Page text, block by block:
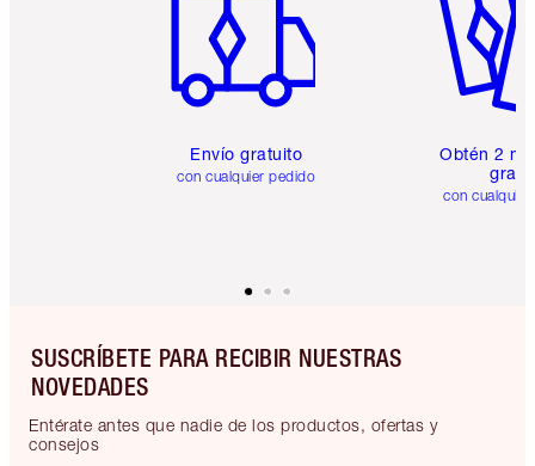
Envío gratuito
con cualquier pedido
Obtén 2
gratis
con
SUSCRÍBETE PARA RECIBIR NUESTRAS
NOVEDADES
Entérate antes que nadie de los productos, ofertas y
consejos